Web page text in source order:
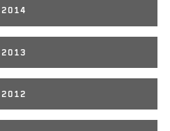
2014
2013
2012